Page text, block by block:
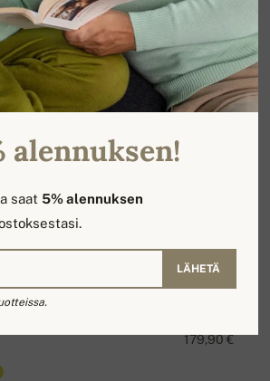
179,90 €
alennuksen!
saat5% alennuksen
LÄHETÄ